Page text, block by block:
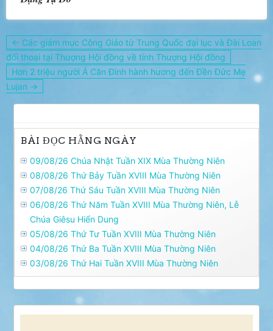
Điều
hướng
bài
viết
← Các giám mục Công Giáo từ Trung Quốc đại lục và Đài Loan
đối thoại tại Thượng Hội đồng về tính Thượng Hội đồng
Hơn 2 triệu người Á Căn Đình hành hương đến Đền Đức Mẹ
Lujan →
BÀI ĐỌC HẰNG NGÀY
09/08/26 Chúa Nhật Tuần XIX Mùa Thường Niên
08/08/26 Thứ Bảy Tuần XVIII Mùa Thường Niên
07/08/26 Thứ Sáu Tuần XVIII Mùa Thường Niên
06/08/26 Thứ Năm Tuần XVIII Mùa Thường Niên, Lễ
Chúa Giêsu Hiển Dung
05/08/26 Thứ Tư Tuần XVIII Mùa Thường Niên
04/08/26 Thứ Ba Tuần XVIII Mùa Thường Niên
03/08/26 Thứ Hai Tuần XVIII Mùa Thường Niên